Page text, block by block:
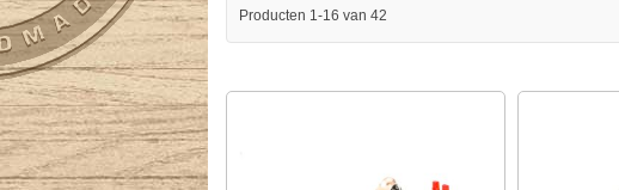
Producten 1-16 van 42